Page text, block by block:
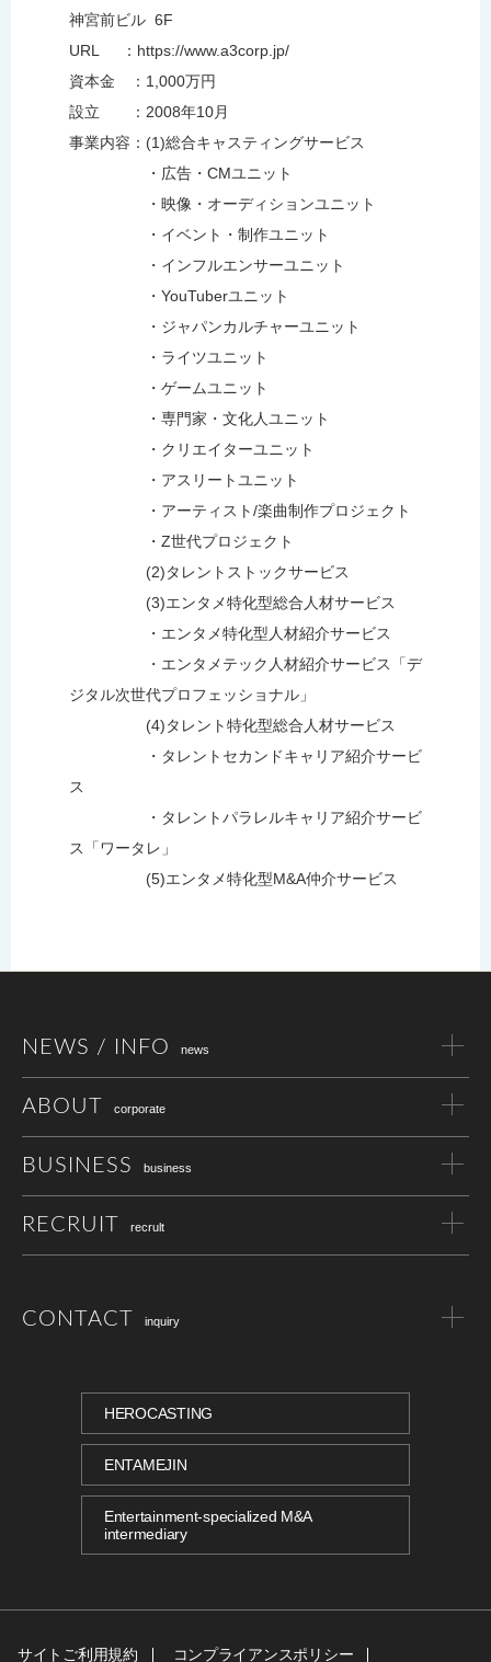
神宮前ビル 6F
URL ：https://www.a3corp.jp/
資本金 ：1,000万円
設立 ：2008年10月
事業内容：(1)総合キャスティングサービス
・広告・CMユニット
・映像・オーディションユニット
・イベント・制作ユニット
・インフルエンサーユニット
・YouTuberユニット
・ジャパンカルチャーユニット
・ライツユニット
・ゲームユニット
・専門家・文化人ユニット
・クリエイターユニット
・アスリートユニット
・アーティスト/楽曲制作プロジェクト
・Z世代プロジェクト
(2)タレントストックサービス
(3)エンタメ特化型総合人材サービス
・エンタメ特化型人材紹介サービス
・エンタメテック人材紹介サービス「デ
ジタル次世代プロフェッショナル」
(4)タレント特化型総合人材サービス
・タレントセカンドキャリア紹介サービ
ス
・タレントパラレルキャリア紹介サービ
ス「ワータレ」
(5)エンタメ特化型M&A仲介サービス
NEWS / INFO news
ABOUT corporate
BUSINESS business
RECRUIT recrult
CONTACT inquiry
HEROCASTING
ENTAMEJIN
Entertainment-specialized M&A
intermediary
サイトご利用規約 コンプライアンスポリシー